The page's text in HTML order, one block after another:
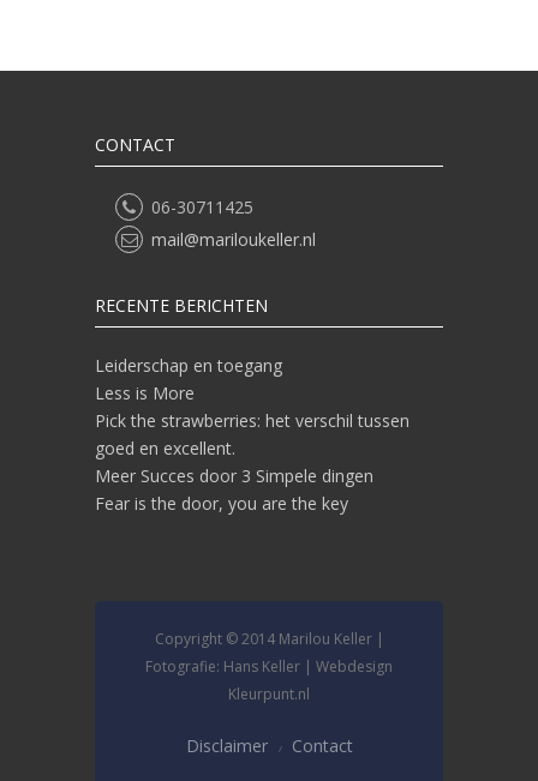
CONTACT
06-30711425
mail@mariloukeller.nl
RECENTE BERICHTEN
Leiderschap en toegang
Less is More
Pick the strawberries: het verschil tussen
goed en excellent.
Meer Succes door 3 Simpele dingen
Fear is the door, you are the key
Copyright © 2014 Marilou Keller |
Fotografie: Hans Keller | Webdesign
Kleurpunt.nl
Disclaimer Contact